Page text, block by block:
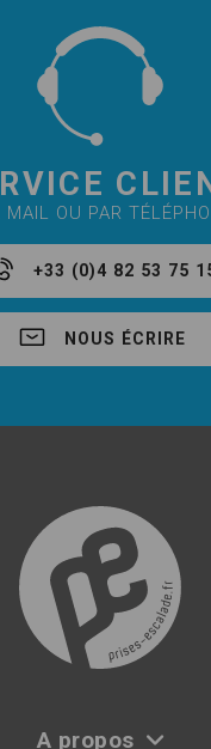
volume ?
cherchant à optimiser leur
les volumes représentent
Les volumes peuvent
cubiques, ou même en
variés pour les prises et les
volume angulaire ou
physiques, tandis
créant de la technicité
d’équilibre. Nous préconisons
la taille X quand il rentre dans
?Vous pouvez
d'escalade choisir
leur nombre et leurs tailles
et donc aussi de
gros, plus le mur aura du
être répartis de façon flexible
(SAE). Le nombre et la taille
en fonction de l'utilisation et
MAIL OU PAR
+33 (0)4 82 53 75
NOUS ÉCRIRE
A propos